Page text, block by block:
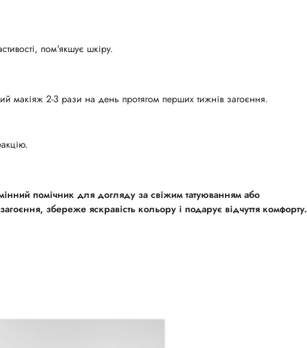
пом'якшує шкіру.
макіяж 2-3 рази на день протягом перших тижнів загоєння.
помічник для догляду за свіжим татуюванням або
збереже яскравість кольору і подарує відчуття комфорту.